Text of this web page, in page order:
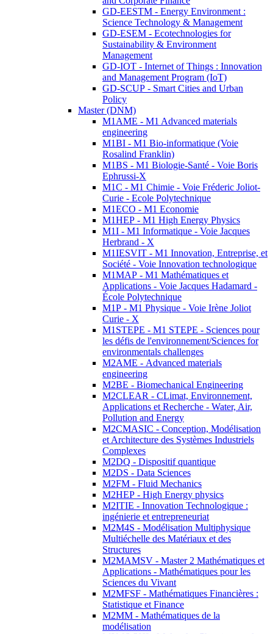
GD-EESTM - Energy Environment :
Science Technology & Management
GD-ESEM - Ecotechnologies for
Sustainability & Environment
Management
GD-IOT - Internet of Things : Innovation
and Management Program (IoT)
GD-SCUP - Smart Cities and Urban
Policy
Master (DNM)
M1AME - M1 Advanced materials
engineering
M1BI - M1 Bio-informatique (Voie
Rosalind Franklin)
M1BS - M1 Biologie-Santé - Voie Boris
Ephrussi-X
M1C - M1 Chimie - Voie Fréderic Joliot-
Curie - Ecole Polytechnique
M1ECO - M1 Economie
M1HEP - M1 High Energy Physics
M1I - M1 Informatique - Voie Jacques
Herbrand - X
M1IESVIT - M1 Innovation, Entreprise, et
Société - Voie Innovation technologique
M1MAP - M1 Mathématiques et
Applications - Voie Jacques Hadamard -
École Polytechnique
M1P - M1 Physique - Voie Irène Joliot
Curie - X
M1STEPE - M1 STEPE - Sciences pour
les défis de l'environnement/Sciences for
environmentals challenges
M2AME - Advanced materials
engineering
M2BE - Biomechanical Engineering
M2CLEAR - CLimat, Environnement,
Applications et Recherche - Water, Air,
Pollution and Energy
M2CMASIC - Conception, Modélisation
et Architecture des Systèmes Industriels
Complexes
M2DQ - Dispositif quantique
M2DS - Data Sciences
M2FM - Fluid Mechanics
M2HEP - High Energy physics
M2ITIE - Innovation Technologique :
ingénierie et entrepreneuriat
M2M4S - Modélisation Multiphysique
Multiéchelle des Matériaux et des
Structures
M2MAMSV - Master 2 Mathématiques et
Applications - Mathématiques pour les
Sciences du Vivant
M2MFSF - Mathématiques Financières :
Statistique et Finance
M2MM - Mathématiques de la
modélisation